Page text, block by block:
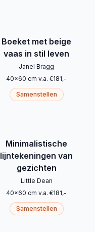
Boeket met beige
vaas in stil leven
Janel Bragg
40x60 cm v.a. €181,-
Samenstellen
Minimalistische
lijntekeningen van
gezichten
Little Dean
40x60 cm v.a. €181,-
Samenstellen